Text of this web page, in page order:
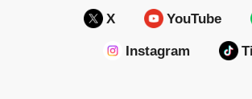
X YouTube
Instagram